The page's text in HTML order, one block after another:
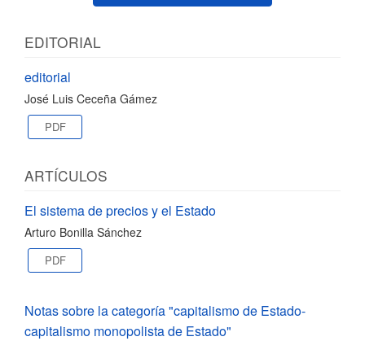
EDITORIAL
editorial
José Luis Ceceña Gámez
PDF
ARTÍCULOS
El sistema de precios y el Estado
Arturo Bonilla Sánchez
PDF
Notas sobre la categoría "capitalismo de Estado-
capitalismo monopolista de Estado"